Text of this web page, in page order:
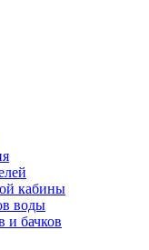
кабины
воды
и бачков